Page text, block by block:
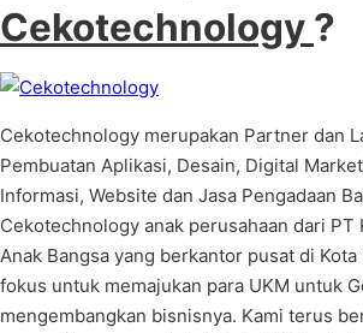
Cekotechnology ?
Cekotechnology merupakan Partner dan
Pembuatan Aplikasi, Desain, Digital
Informasi, Website dan Jasa Pengadaan
Cekotechnology anak perusahaan dari PT
Anak Bangsa yang berkantor pusat di Kota
fokus untuk memajukan para UKM untuk
mengembangkan bisnisnya. Kami terus